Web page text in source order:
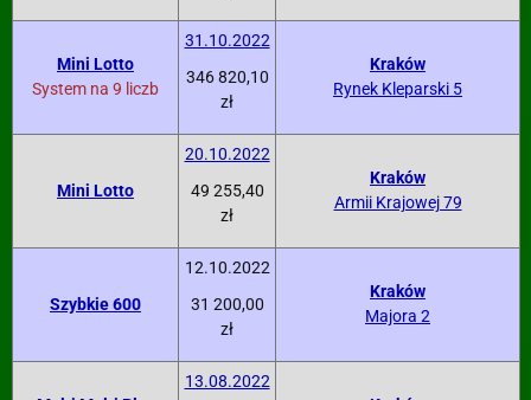
Mini Lotto
System na 9 liczb
31.10.2022
346 820,10
zł
Kraków
Rynek Kleparski 5
Mini Lotto
20.10.2022
49 255,40
zł
Kraków
Armii Krajowej 79
Szybkie 600
12.10.2022
31 200,00
zł
Kraków
Majora 2
13.08.2022